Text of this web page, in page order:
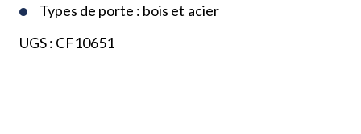
Types de porte : bois et acier
UGS : CF10651